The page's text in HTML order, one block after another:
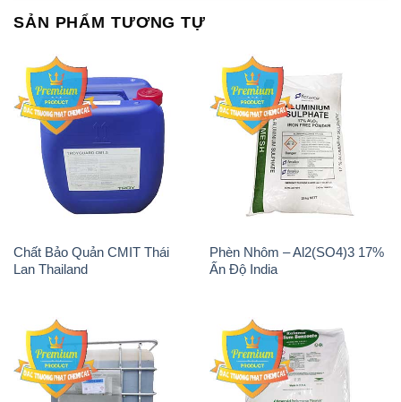
Chất Bảo Quản CMIT Thái
Lan Thailand
Phèn Nhôm – Al2(SO4)3 17%
Ấn Độ India